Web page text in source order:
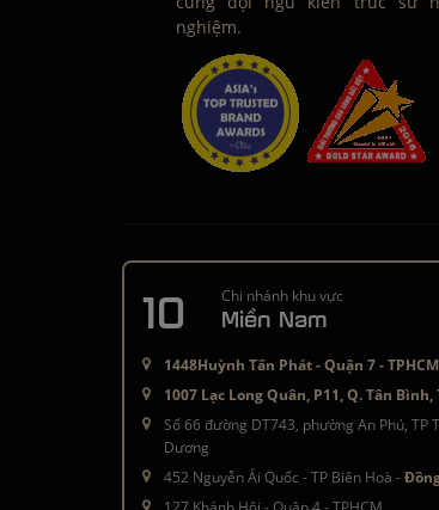
nghiệm.
10 Chi nhánh khu vực
Miền Nam
1448Huỳnh Tấn Phát - Quận 7 - TPHCM
1007 Lạc Long Quân, P11, Q. Tân Bình,
Số 66 đường DT743, phường An Phú, TP
Dương
452 Nguyễn Ái Quốc - TP Biên Hoà -